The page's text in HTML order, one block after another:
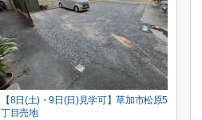
【8日(土)・9日(日)見学可】草加市松原5
丁目売地